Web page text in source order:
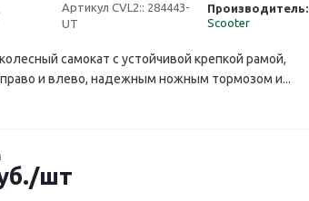
Артикул CVL2:: 284443-
UT
Производитель:
Scooter
самокат с устойчивой крепкой рамой,
и влево, надежным ножным тормозом и...
/шт